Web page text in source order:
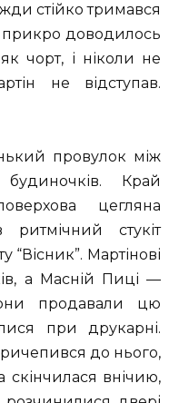
стійко тримався
доводилось
чорт, і ніколи не
не відступав.
провулок між
Край
цегляна
ритмічний стукіт
Мартінові
а Масній Пиці —
продавали цю
при друкарні.
до нього,
скінчилася внічию,